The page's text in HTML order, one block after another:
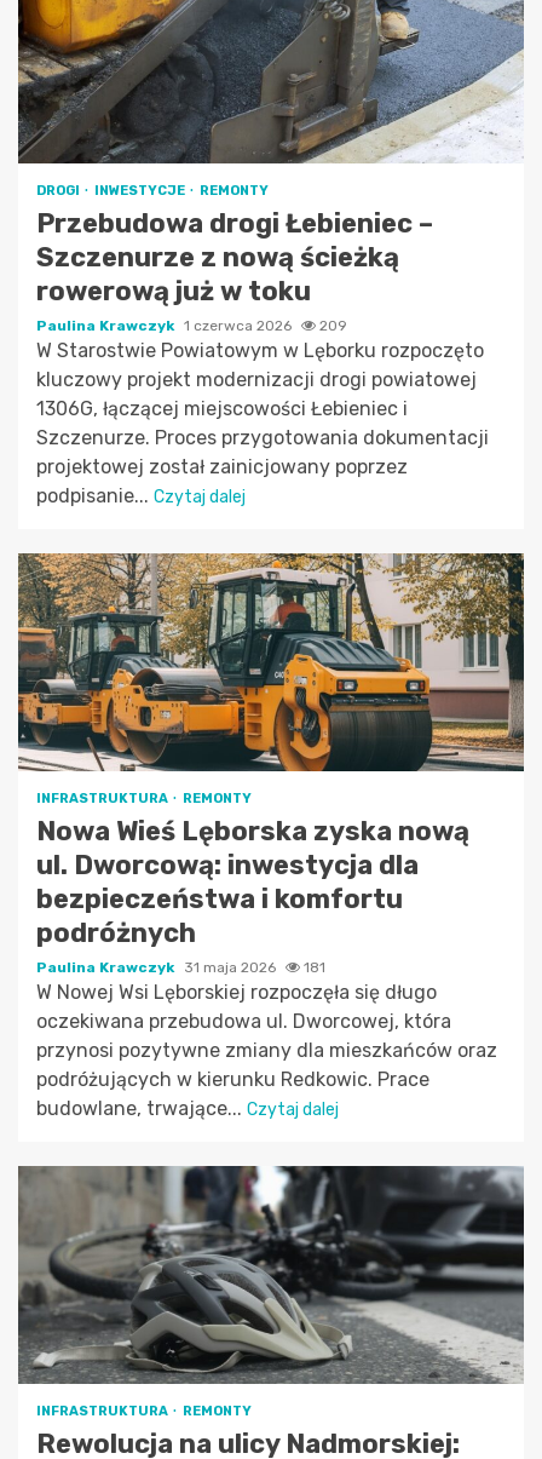
DROGI INWESTYCJE REMONTY
Przebudowa drogi Łebieniec –
Szczenurze z nową ścieżką
rowerową już w toku
Paulina Krawczyk 1 czerwca 2026 209
W Starostwie Powiatowym w Lęborku rozpoczęto
kluczowy projekt modernizacji drogi powiatowej
1306G, łączącej miejscowości Łebieniec i
Szczenurze. Proces przygotowania dokumentacji
projektowej został zainicjowany poprzez
podpisanie... Czytaj dalej
INFRASTRUKTURA REMONTY
Nowa Wieś Lęborska zyska nową
ul. Dworcową: inwestycja dla
bezpieczeństwa i komfortu
podróżnych
Paulina Krawczyk 31 maja 2026 181
W Nowej Wsi Lęborskiej rozpoczęła się długo
oczekiwana przebudowa ul. Dworcowej, która
przynosi pozytywne zmiany dla mieszkańców oraz
podróżujących w kierunku Redkowic. Prace
budowlane, trwające... Czytaj dalej
INFRASTRUKTURA REMONTY
Rewolucja na ulicy Nadmorskiej: